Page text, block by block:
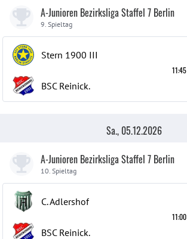
A-Junioren Bezirksliga Staffel 7 Berlin
9. Spieltag
Stern 1900 III
BSC Reinick.
11:45
Sa., 05.12.2026
A-Junioren Bezirksliga Staffel 7 Berlin
10. Spieltag
C. Adlershof
BSC Reinick.
11:00